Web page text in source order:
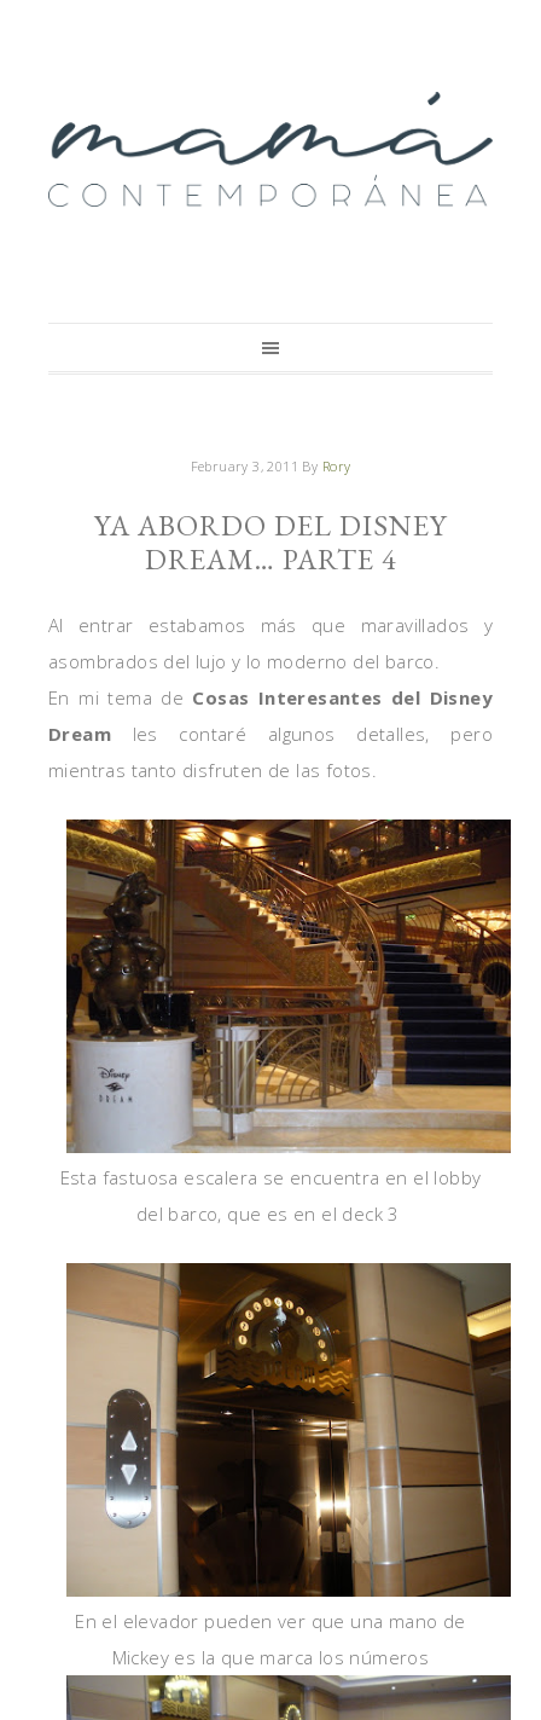
February 3, 2011 By Rory
YA ABORDO DEL DISNEY
DREAM… PARTE 4
Al entrar estabamos más que maravillados y
asombrados del lujo y lo moderno del barco.
En mi tema de Cosas Interesantes del Disney
Dream les contaré algunos detalles, pero
mientras tanto disfruten de las fotos.
Esta fastuosa escalera se encuentra en el lobby
del barco, que es en el deck 3
En el elevador pueden ver que una mano de
Mickey es la que marca los números